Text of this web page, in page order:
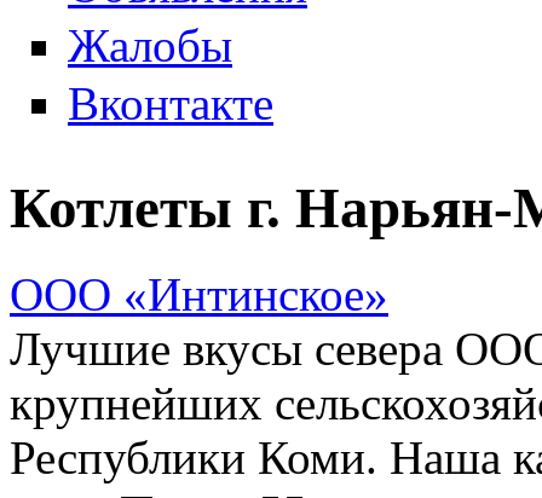
Жалобы
Вконтакте
Котлеты г.
ООО «Интинское»
Лучшие вкусы севера
крупнейших
Республики Коми. Наша